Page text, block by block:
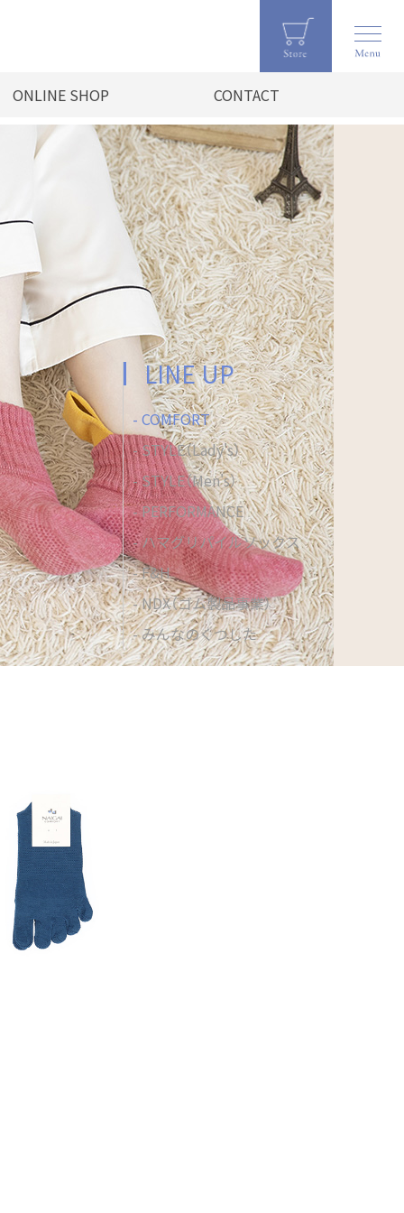
ONLINE SHOP CONTACT
LINE UP
COMFORT
STYLE（Lady's）
STYLE（Men's）
PERFORMANCE
ハマグリパイルソックス
F&H
NDX（ゴム製品事業）
みんなのくつした